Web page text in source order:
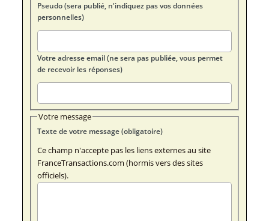
Pseudo (sera publié, n'indiquez pas vos données
personnelles)
Votre adresse email (ne sera pas publiée, vous permet
de recevoir les réponses)
Votre message
Texte de votre message (obligatoire)
Ce champ n'accepte pas les liens externes au site
FranceTransactions.com (hormis vers des sites
officiels).